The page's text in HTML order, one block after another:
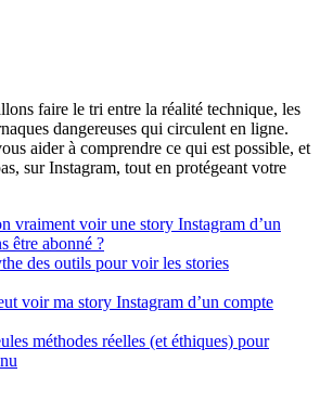
faire le tri entre la réalité technique, les
dangereuses qui circulent en ligne.
aider à comprendre ce qui est possible, et
sur Instagram, tout en protégeant votre
vraiment voir une story Instagram d’un
être abonné ?
des outils pour voir les stories
voir ma story Instagram d’un compte
méthodes réelles (et éthiques) pour